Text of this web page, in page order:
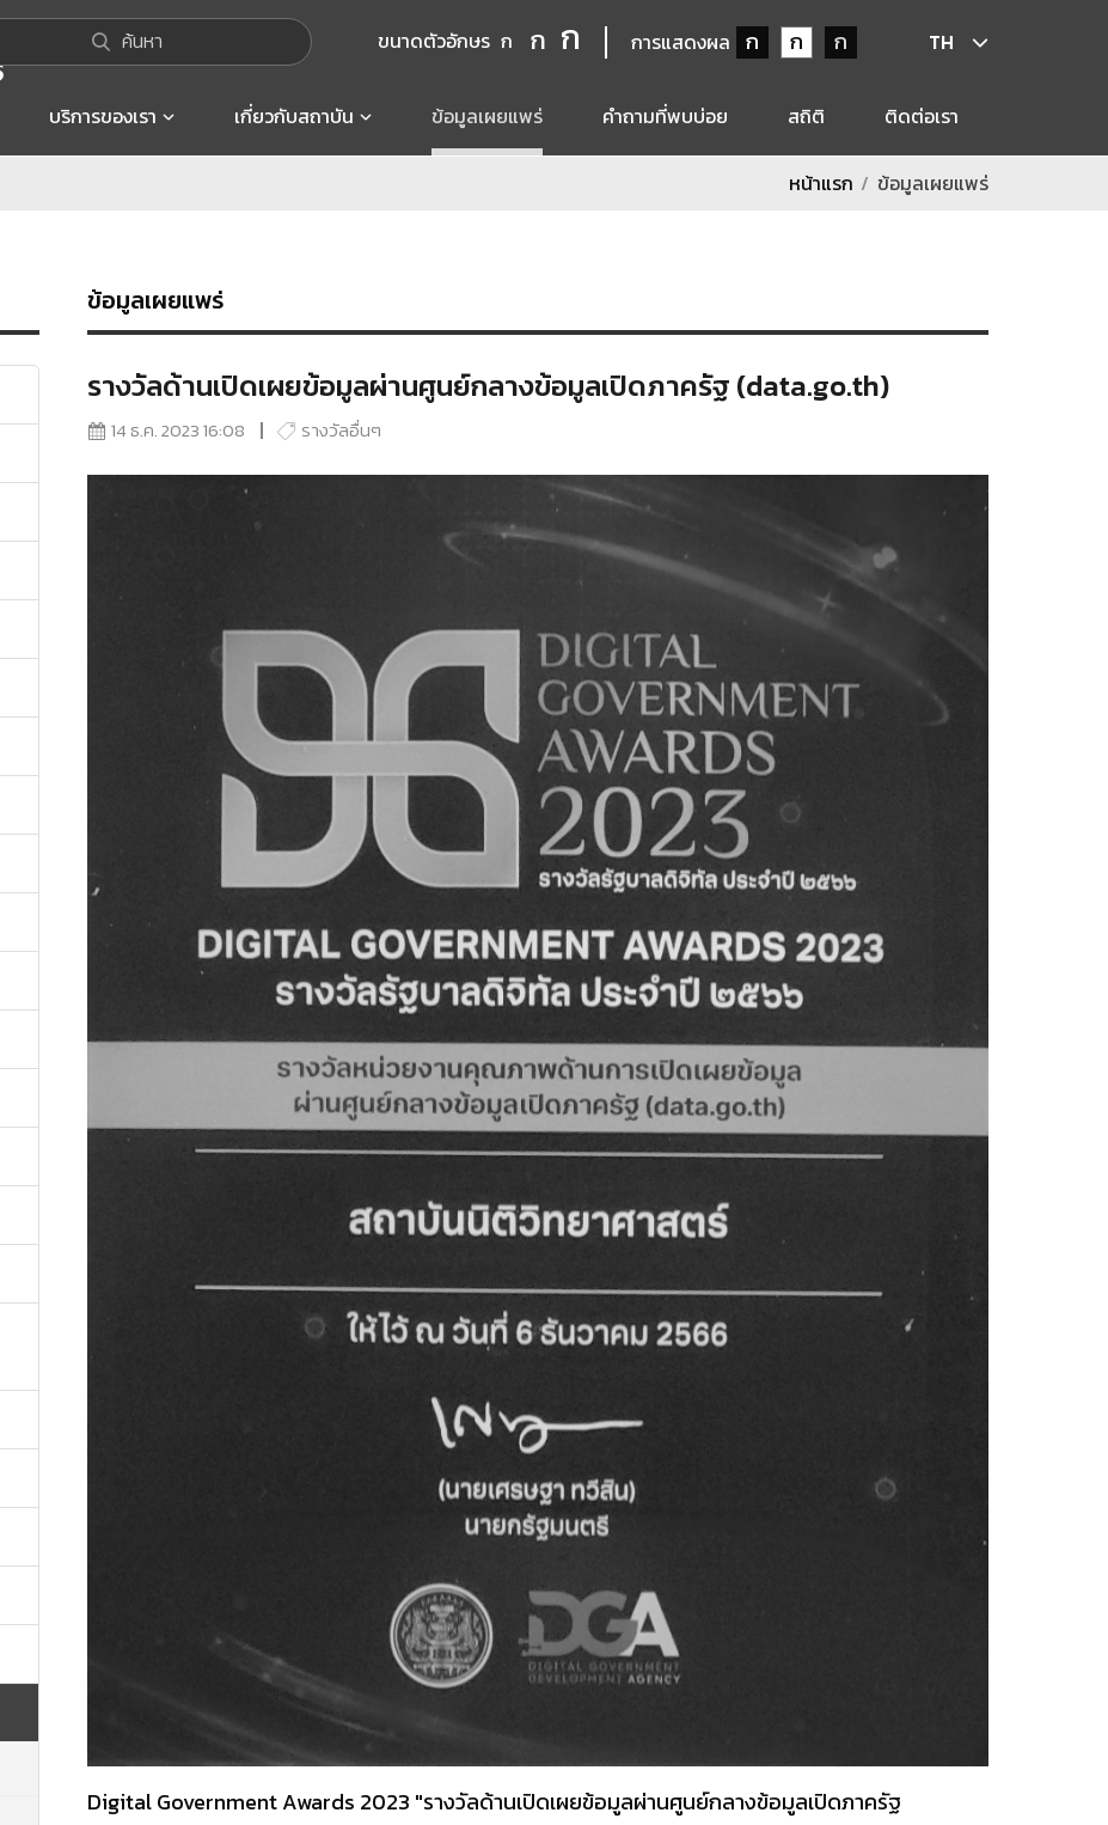
ค้นหา ขนาดตัวอักษร ก ก ก การแสดงผล ก ก ก TH
บริการของเรา เกี่ยวกับสถาบัน ข้อมูลเผยแพร่ คำถามที่พบบ่อย สถิติ ติดต่อเรา
หน้าแรก ข้อมูลเผยแพร่
ข้อมูลเผยแพร่
รางวัลด้านเปิดเผยข้อมูลผ่านศูนย์กลางข้อมูลเปิดภาครัฐ (data.go.th)
14 ธ.ค. 2023 16:08 รางวัลอื่นๆ
Digital Government Awards 2023 "รางวัลด้านเปิดเผยข้อมูลผ่านศูนย์กลางข้อมูลเปิดภาครัฐ